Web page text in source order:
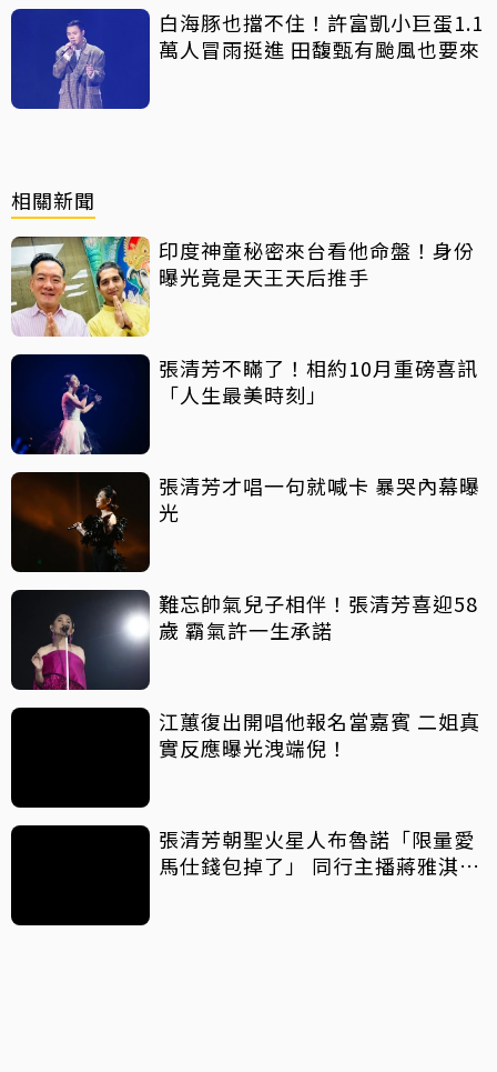
白海豚也擋不住！許富凱小巨蛋1.1
萬人冒雨挺進 田馥甄有颱風也要來
相關新聞
印度神童秘密來台看他命盤！身份
曝光竟是天王天后推手
張清芳不瞞了！相約10月重磅喜訊
「人生最美時刻」
張清芳才唱一句就喊卡 暴哭內幕曝
光
難忘帥氣兒子相伴！張清芳喜迎58
歲 霸氣許一生承諾
江蕙復出開唱他報名當嘉賓 二姐真
實反應曝光洩端倪！
張清芳朝聖火星人布魯諾「限量愛
馬仕錢包掉了」 同行主播蔣雅淇曝